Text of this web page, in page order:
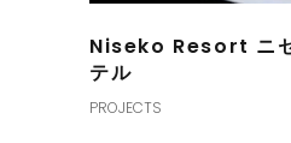
Niseko Resort ニ
テル
PROJECTS